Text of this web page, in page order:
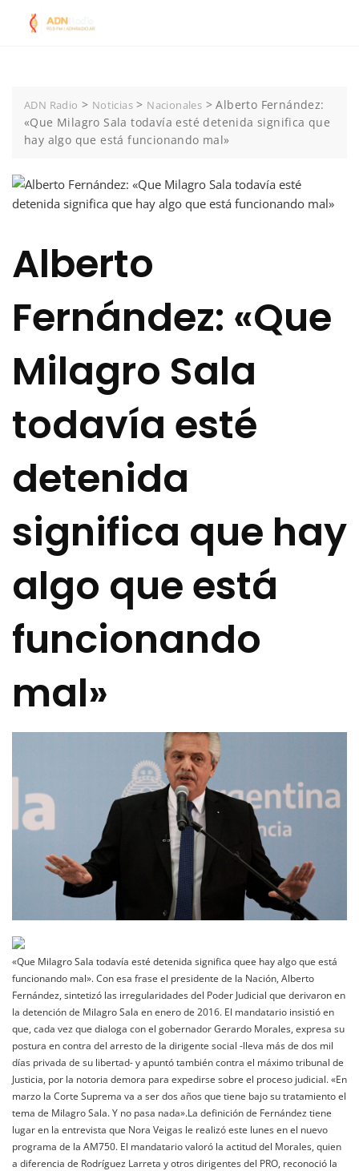
ADN Radio > Noticias > Nacionales >Alberto Fernández:
«Que Milagro Sala todavía esté detenida significa que
hay algo que está funcionando mal»
Alberto
Fernández: «Que
Milagro Sala
todavía esté
detenida
significa que hay
algo que está
funcionando
mal»
«Que Milagro Sala todavía esté detenida significa quee hay algo que está
funcionando mal». Con esa frase el presidente de la Nación, Alberto
Fernández, sintetizó las irregularidades del Poder Judicial que derivaron en
la detención de Milagro Sala en enero de 2016. El mandatario insistió en
que, cada vez que dialoga con el gobernador Gerardo Morales, expresa su
postura en contra del arresto de la dirigente social -lleva más de dos mil
días privada de su libertad- y apuntó también contra el máximo tribunal de
Justicia, por la notoria demora para expedirse sobre el proceso judicial. «En
marzo la Corte Suprema va a ser dos años que tiene bajo su tratamiento el
tema de Milagro Sala. Y no pasa nada».La definición de Fernández tiene
lugar en la entrevista que Nora Veigas le realizó este lunes en el nuevo
programa de la AM750. El mandatario valoró la actitud del Morales, quien
a diferencia de Rodríguez Larreta y otros dirigentes del PRO, reconoció la